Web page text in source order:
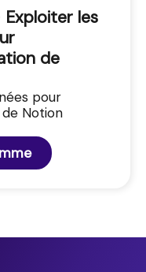
Exploiter les
de
pour
Notion